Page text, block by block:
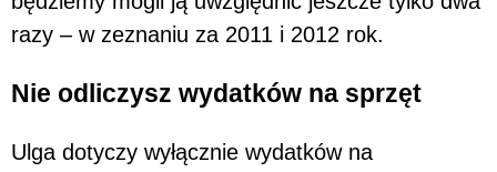
razy – w zeznaniu za 2011 i 2012 rok.
Nie odliczysz wydatków na sprzęt
Ulga dotyczy wyłącznie wydatków na